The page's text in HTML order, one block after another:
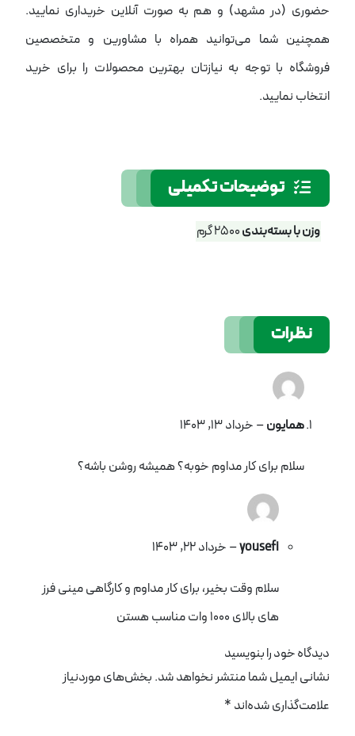
حضوری (در مشهد) و هم به صورت آنلاین خریداری نمایید.
همچنین شما می‌توانید همراه با مشاورین و متخصصین
فروشگاه با توجه به نیازتان بهترین محصولات را برای خرید
انتخاب نمایید.
توضیحات تکمیلی
وزن با بسته‌بندی2500 گرم
نظرات
همایون–خرداد 13, 1403
سلام برای کار مداوم خوبه؟ همیشه روشن باشه؟
yousefi
–خرداد 22, 1403
سلام وقت بخیر، برای کار مداوم و کارگاهی مینی فرز
های بالای 1000 وات مناسب هستن
دیدگاه خود را بنویسید
نشانی ایمیل شما منتشر نخواهد شد.بخش‌های موردنیاز
علامت‌گذاری شده‌اند*